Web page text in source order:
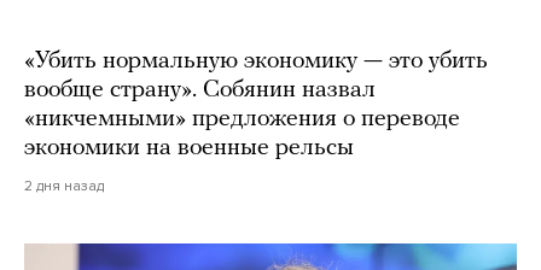
«Убить нормальную экономику — это убить
вообще страну». Собянин назвал
«никчемными» предложения о переводе
экономики на военные рельсы
2 дня назад